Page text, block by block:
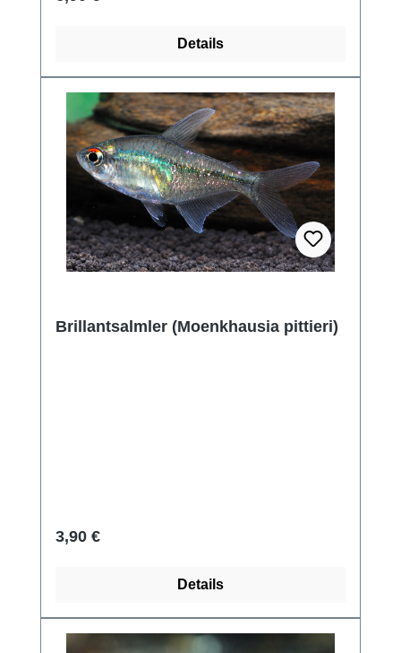
Details
Brillantsalmler (Moenkhausia pittieri)
Regulärer Preis:
3,90 €
Details